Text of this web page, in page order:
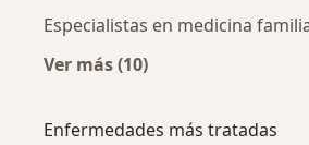
Especialistas en medicina
Ver más (10)
Enfermedades más tratadas